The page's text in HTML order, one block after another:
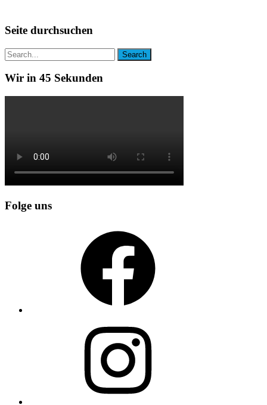
Seite durchsuchen
Wir in 45 Sekunden
Folge uns